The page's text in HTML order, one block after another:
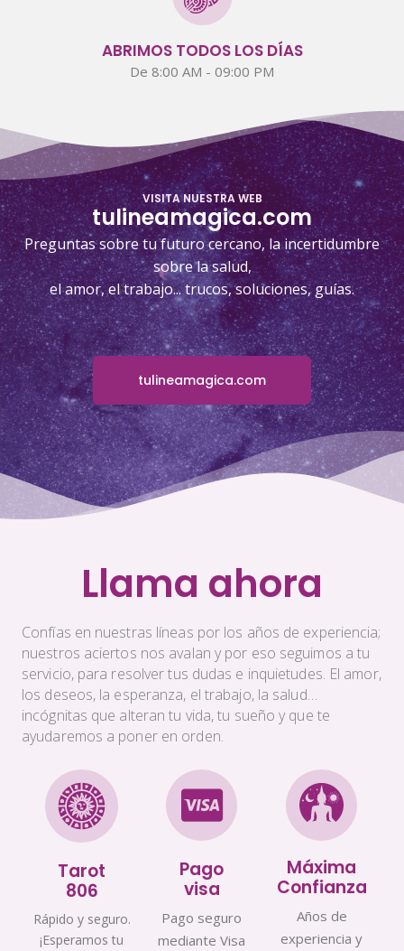
ABRIMOS TODOS LOS DÍAS
De 8:00 AM - 09:00 PM
VISITA NUESTRA WEB
tulineamagica.com
Preguntas sobre tu futuro cercano, la incertidumbre
sobre la salud,
el amor, el trabajo... trucos, soluciones, guías.
tulineamagica.com
Llama ahora
Confías en nuestras líneas por los años de experiencia;
nuestros aciertos nos avalan y por eso seguimos a tu
servicio, para resolver tus dudas e inquietudes. El amor,
los deseos, la esperanza, el trabajo, la salud…
incógnitas que alteran tu vida, tu sueño y que te
ayudaremos a poner en orden.
Tarot
806
Rápido y seguro.
¡Esperamos tu
Pago
visa
Pago seguro
mediante Visa
Máxima
Confianza
Años de
experiencia y